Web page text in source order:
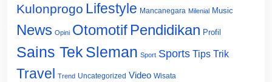
Kulonprogo Lifestyle Mancanegara Milenial Music
News Opini Otomotif Pendidikan Profil
Sains Tek Sleman Sport Sports Tips Trik
Travel Trend Uncategorized Video Wisata